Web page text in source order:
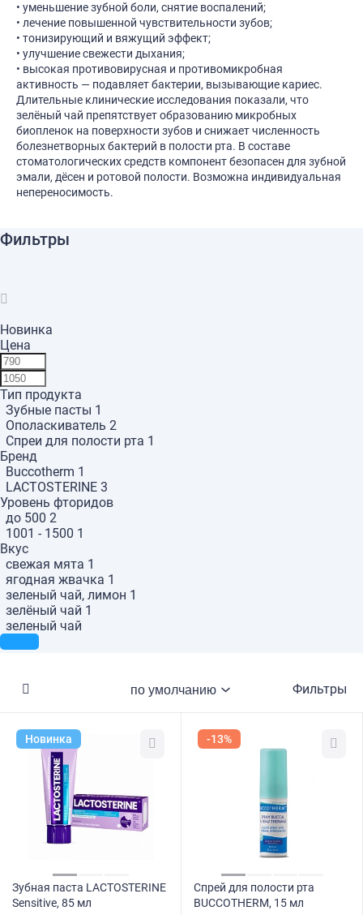
• уменьшение зубной боли, снятие воспалений;
• лечение повышенной чувствительности зубов;
• тонизирующий и вяжущий эффект;
• улучшение свежести дыхания;
• высокая противовирусная и противомикробная
активность — подавляет бактерии, вызывающие кариес.
Длительные клинические исследования показали, что
зелёный чай препятствует образованию микробных
биопленок на поверхности зубов и снижает численность
болезнетворных бактерий в полости рта. В составе
стоматологических средств компонент безопасен для зубной
эмали, дёсен и ротовой полости. Возможна индивидуальная
непереносимость.
Фильтры
Новинка
Цена
Тип продукта
Зубные пасты 1
Ополаскиватель 2
Спреи для полости рта 1
Бренд
Buccotherm 1
LACTOSTERINE 3
Уровень фторидов
до 500 2
1001 - 1500 1
Вкус
свежая мята 1
ягодная жвачка 1
зеленый чай, лимон 1
зелёный чай 1
зеленый чай
Фильтры
Новинка
Зубная паста LACTOSTERINE
Sensitive, 85 мл
-13%
Спрей для полости рта
BUCCOTHERM, 15 мл